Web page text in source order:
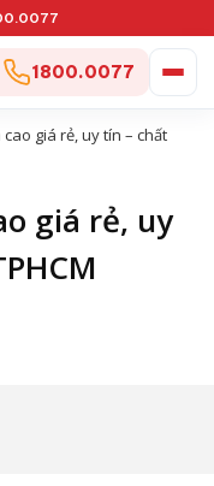
1800.0077
giá rẻ, uy tín – chất
giá rẻ, uy